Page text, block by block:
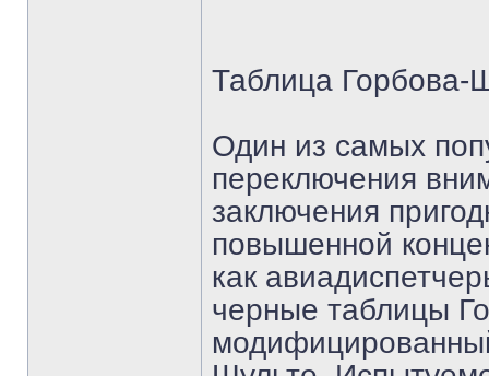
Таблица Горбова-
Один из самых
переключения
заключения
повышенной
как
черные таблицы